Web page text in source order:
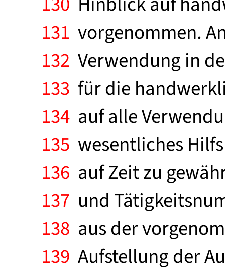
131 vorgenommen.
132 Verwendung in
133 für die
134 auf alle
135 wesentliches
136 auf Zeit zu
137 und
138 aus der
139 Aufstellung der